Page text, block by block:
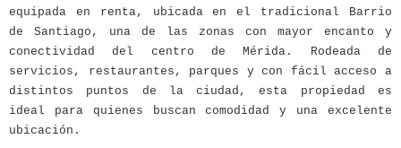
equipada en renta, ubicada en el tradicional Barrio
de Santiago, una de las zonas con mayor encanto y
conectividad del centro de Mérida. Rodeada de
servicios, restaurantes, parques y con fácil acceso a
distintos puntos de la ciudad, esta propiedad es
ideal para quienes buscan comodidad y una excelente
ubicación.